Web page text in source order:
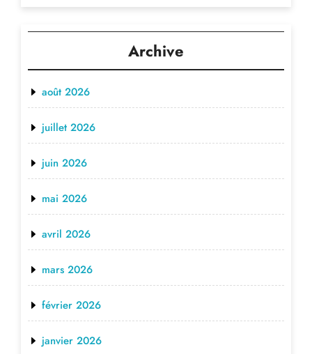
Archive
août 2026
juillet 2026
juin 2026
mai 2026
avril 2026
mars 2026
février 2026
janvier 2026